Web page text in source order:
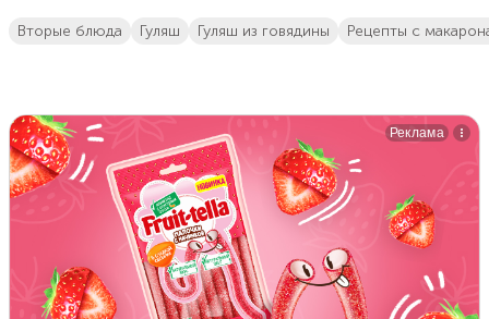
вторые блюда гуляш гуляш из говядины рецепты с